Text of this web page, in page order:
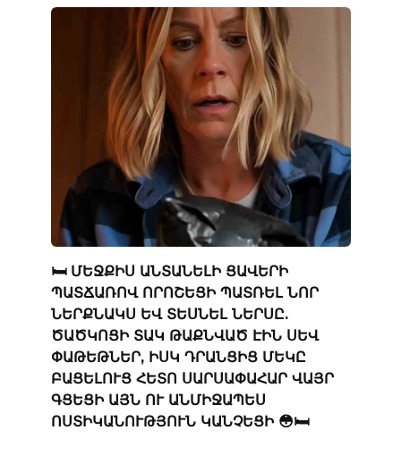
🛏️ ՄԵՋՔԻՍ ԱՆՏԱՆԵԼԻ ՑԱՎԵՐԻ
ՊԱՏՃԱՌՈՎ ՈՐՈՇԵՑԻ ՊԱՏՌԵԼ ՆՈՐ
ՆԵՐՔՆԱԿՍ ԵՎ ՏԵՍՆԵԼ ՆԵՐՍԸ.
ԾԱԾԿՈՑԻ ՏԱԿ ԹԱՔՆՎԱԾ ԷԻՆ ՍԵՎ
ՓԱԹԵԹՆԵՐ, ԻՍԿ ԴՐԱՆՑԻՑ ՄԵԿԸ
ԲԱՑԵԼՈՒՑ ՀԵՏՈ ՍԱՐՍԱՓԱՀԱՐ ՎԱՅՐ
ԳՑԵՑԻ ԱՅՆ ՈՒ ԱՆՄԻՋԱՊԵՍ
ՈՍՏԻԿԱՆՈՒԹՅՈՒՆ ԿԱՆՉԵՑԻ 😳🛏️